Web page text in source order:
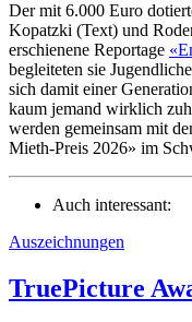
Der mit 6.000 Euro
Kopatzki (Text) und
erschienene Reportage
begleiteten sie
sich damit einer
kaum jemand wirklich
werden gemeinsam mit
Mieth-Preis 2026» im
Auch interessant:
Auszeichnungen
TruePicture